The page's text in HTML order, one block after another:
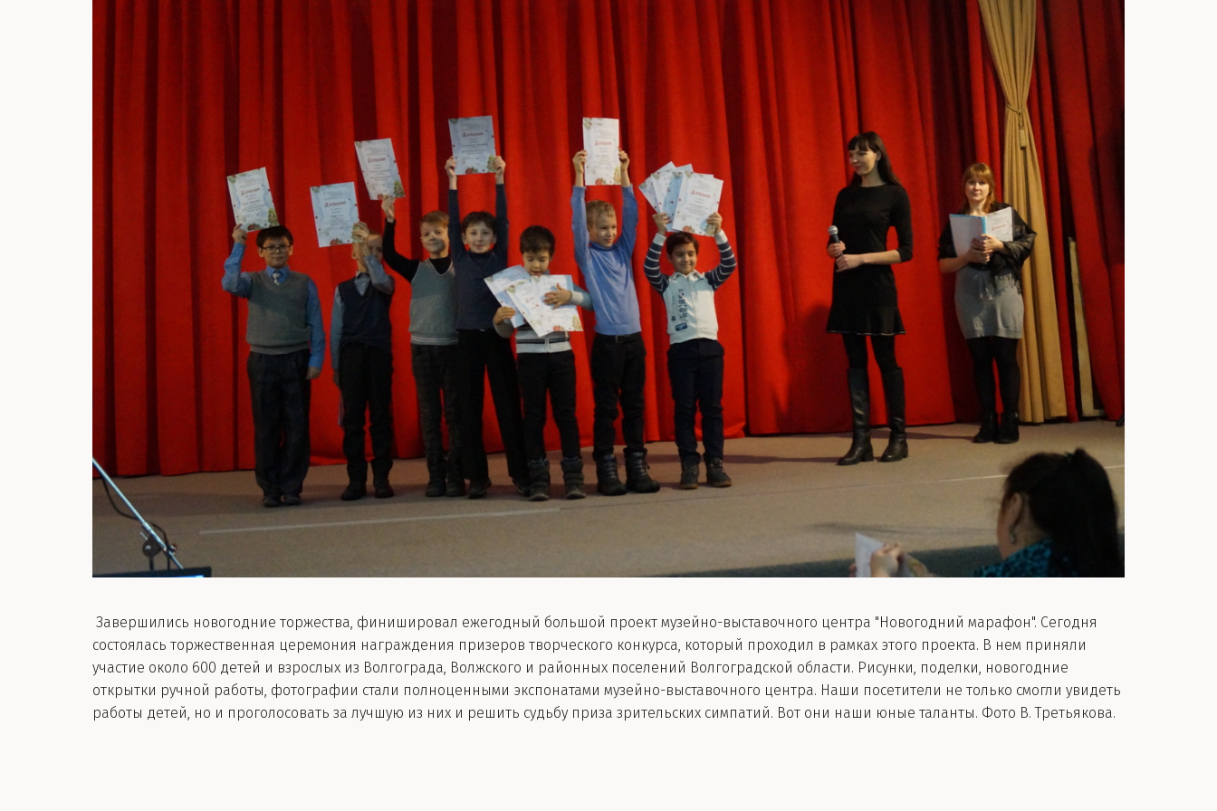
Завершились новогодние торжества, финишировал ежегодный большой проект музейно-выставочного центра "Новогодний марафон". Сегодня
состоялась торжественная церемония награждения призеров творческого конкурса, который проходил в рамках этого проекта. В нем приняли
участие около 600 детей и взрослых из Волгограда, Волжского и районных поселений Волгоградской области. Рисунки, поделки, новогодние
открытки ручной работы, фотографии стали полноценными экспонатами музейно-выставочного центра. Наши посетители не только смогли увидеть
работы детей, но и проголосовать за лучшую из них и решить судьбу приза зрительских симпатий. Вот они наши юные таланты. Фото В. Третьякова.